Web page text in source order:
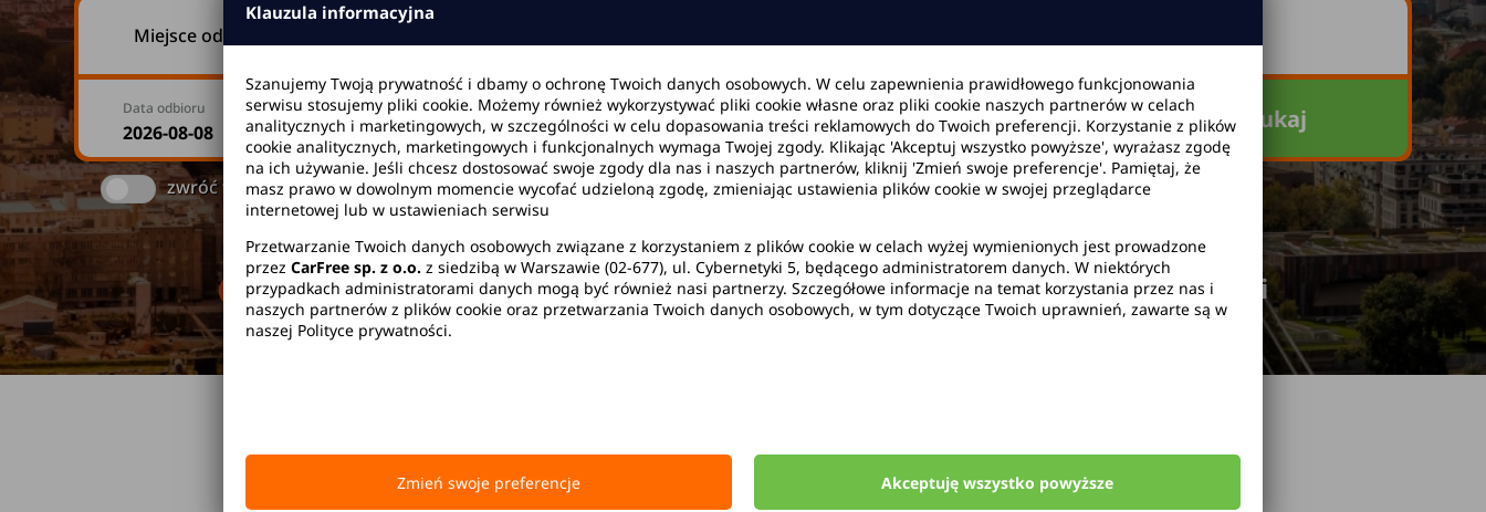
Miejsce odbioru
Data odbioru Godzina Data zwrotu Godzina Szukaj
zwróć w innym miejscu
Brak kaucji Brak limitu kilometrów Bezpłatne odwołanie rezerwacji
Klauzula informacyjna
Szanujemy Twoją prywatność i dbamy o ochronę Twoich danych osobowych. W celu zapewnienia prawidłowego funkcjonowania
serwisu stosujemy pliki cookie. Możemy również wykorzystywać pliki cookie własne oraz pliki cookie naszych partnerów w celach
analitycznych i marketingowych, w szczególności w celu dopasowania treści reklamowych do Twoich preferencji. Korzystanie z plików
cookie analitycznych, marketingowych i funkcjonalnych wymaga Twojej zgody. Klikając 'Akceptuj wszystko powyższe', wyrażasz zgodę
na ich używanie. Jeśli chcesz dostosować swoje zgody dla nas i naszych partnerów, kliknij 'Zmień swoje preferencje'. Pamiętaj, że
masz prawo w dowolnym momencie wycofać udzieloną zgodę, zmieniając ustawienia plików cookie w swojej przeglądarce
internetowej lub w ustawieniach serwisu
Przetwarzanie Twoich danych osobowych związane z korzystaniem z plików cookie w celach wyżej wymienionych jest prowadzone
przez CarFree sp. z o.o. z siedzibą w Warszawie (02-677), ul. Cybernetyki 5, będącego administratorem danych. W niektórych
przypadkach administratorami danych mogą być również nasi partnerzy. Szczegółowe informacje na temat korzystania przez nas i
naszych partnerów z plików cookie oraz przetwarzania Twoich danych osobowych, w tym dotyczące Twoich uprawnień, zawarte są w
naszej Polityce prywatności.
Zmień swoje preferencje Akceptuję wszystko powyższe